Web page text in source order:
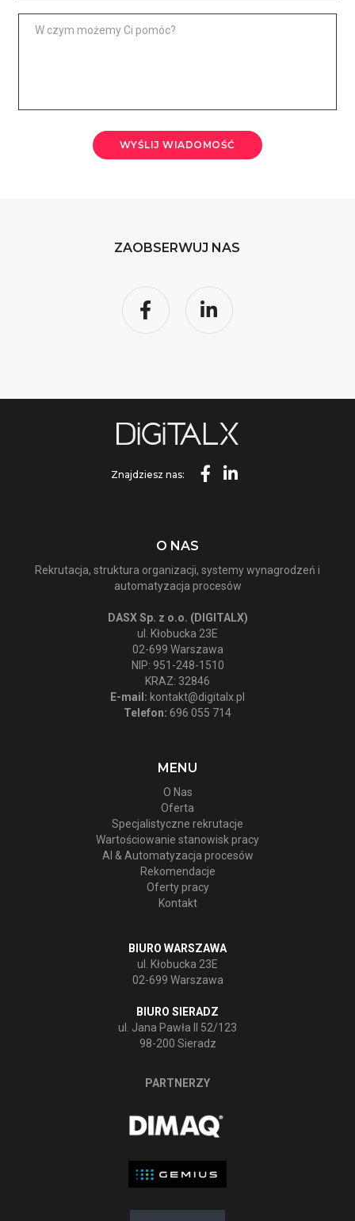
ZAOBSERWUJ NAS
Znajdziesz nas:
O NAS
Rekrutacja, struktura organizacji, systemy wynagrodzeń i
automatyzacja procesów
DASX Sp. z o.o. (DIGITALX)
ul. Kłobucka 23E
02-699 Warszawa
NIP: 951-248-1510
KRAZ: 32846
E-mail: kontakt@digitalx.pl
Telefon: 696 055 714
MENU
O Nas
Oferta
Specjalistyczne rekrutacje
Wartościowanie stanowisk pracy
AI & Automatyzacja procesów
Rekomendacje
Oferty pracy
Kontakt
BIURO WARSZAWA
ul. Kłobucka 23E
02-699 Warszawa
BIURO SIERADZ
ul. Jana Pawła II 52/123
98-200 Sieradz
PARTNERZY